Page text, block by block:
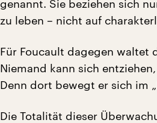
genannt. Sie beziehen sich
zu leben – nicht auf
Für Foucault dagegen waltet
Niemand kann sich
Denn dort bewegt er sich im
Die Totalität dieser